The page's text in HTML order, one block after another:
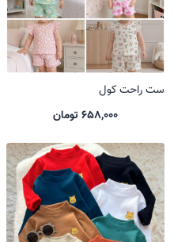
ست راحت کول
658,000 تومان